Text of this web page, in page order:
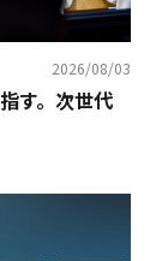
2026/08/03
す。次世代